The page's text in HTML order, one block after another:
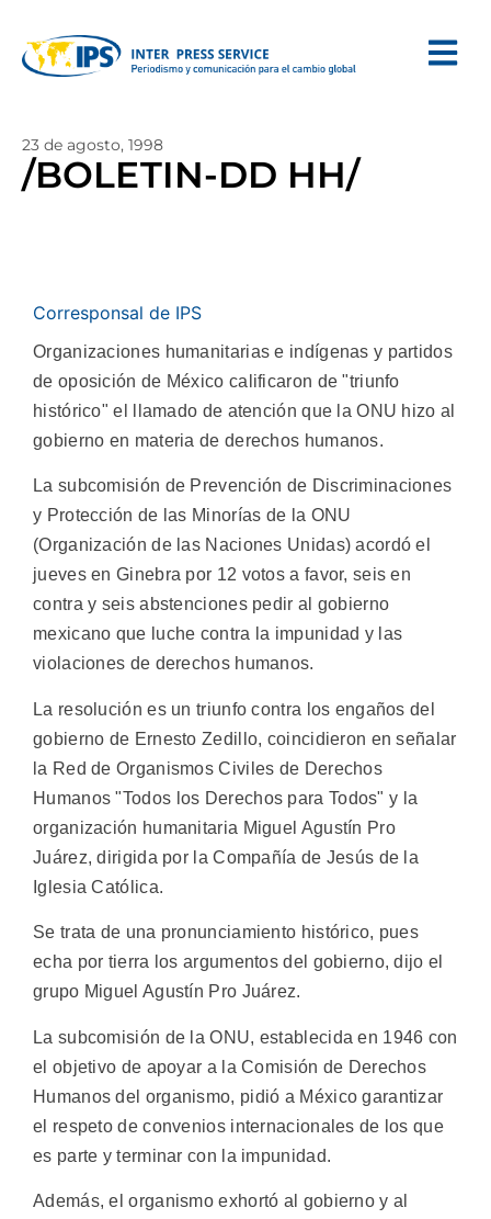
23 de agosto, 1998
/BOLETIN-DD HH/
Corresponsal de IPS
Organizaciones humanitarias e indígenas y partidos
de oposición de México calificaron de "triunfo
histórico" el llamado de atención que la ONU hizo al
gobierno en materia de derechos humanos.
La subcomisión de Prevención de Discriminaciones
y Protección de las Minorías de la ONU
(Organización de las Naciones Unidas) acordó el
jueves en Ginebra por 12 votos a favor, seis en
contra y seis abstenciones pedir al gobierno
mexicano que luche contra la impunidad y las
violaciones de derechos humanos.
La resolución es un triunfo contra los engaños del
gobierno de Ernesto Zedillo, coincidieron en señalar
la Red de Organismos Civiles de Derechos
Humanos "Todos los Derechos para Todos" y la
organización humanitaria Miguel Agustín Pro
Juárez, dirigida por la Compañía de Jesús de la
Iglesia Católica.
Se trata de una pronunciamiento histórico, pues
echa por tierra los argumentos del gobierno, dijo el
grupo Miguel Agustín Pro Juárez.
La subcomisión de la ONU, establecida en 1946 con
el objetivo de apoyar a la Comisión de Derechos
Humanos del organismo, pidió a México garantizar
el respeto de convenios internacionales de los que
es parte y terminar con la impunidad.
Además, el organismo exhortó al gobierno y al